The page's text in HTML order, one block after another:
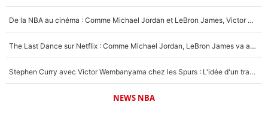
De la NBA au cinéma : Comme Michael Jordan et LeBron James, Victor Wembanyama rêve d'une carrière d'acteur !
The Last Dance sur Netflix : Comme Michael Jordan, LeBron James va avoir le droit à sa série !
Stephen Curry avec Victor Wembanyama chez les Spurs : L'idée d'un trade historique est lancée en NBA !
NEWS NBA